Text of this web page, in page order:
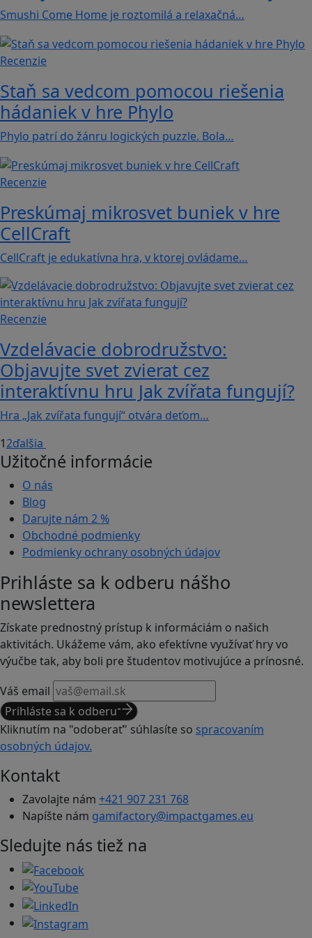
Smushi Come Home je roztomilá a relaxačná…
Recenzie
Staň sa vedcom pomocou riešenia
hádaniek v hre Phylo
Phylo patrí do žánru logických puzzle. Bola…
Recenzie
Preskúmaj mikrosvet buniek v hre
CellCraft
CellCraft je edukatívna hra, v ktorej ovládame…
Recenzie
Vzdelávacie dobrodružstvo:
Objavujte svet zvierat cez
interaktívnu hru Jak zvířata fungují?
Hra „Jak zvířata fungují“ otvára deťom…
12ďalšia
Užitočné informácie
O nás
Blog
Darujte nám 2 %
Obchodné podmienky
Podmienky ochrany osobných údajov
Prihláste sa k odberu nášho
newslettera
Získate prednostný prístup k informáciám o našich
aktivitách. Ukážeme vám, ako efektívne využívať hry vo
výučbe tak, aby boli pre študentov motivujúce a prínosné.
Váš email
Prihláste sa k odberu
Kliknutím na "odoberať" súhlasíte so spracovaním
osobných údajov.
Kontakt
Zavolajte nám +421 907 231 768
Napíšte nám gamifactory@impactgames.eu
Sledujte nás tiež na